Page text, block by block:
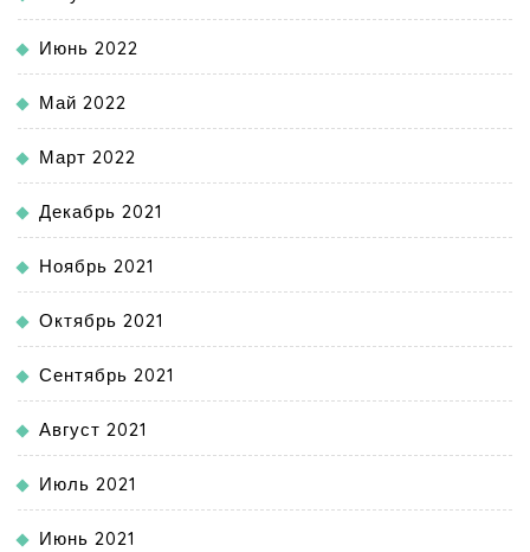
Июнь 2022
Май 2022
Март 2022
Декабрь 2021
Ноябрь 2021
Октябрь 2021
Сентябрь 2021
Август 2021
Июль 2021
Июнь 2021